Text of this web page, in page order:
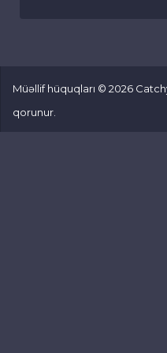
Müəllif hüquqları © 2026
qorunur.